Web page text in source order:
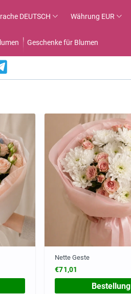
DEUTSCH Währung EUR
Geschenke für Blumen
Nette Geste
€71,01
Bestellung